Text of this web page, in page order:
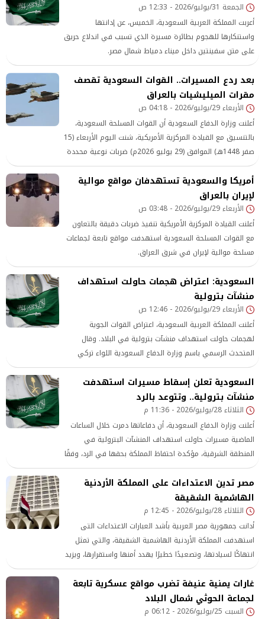
الجمعة 31/يوليو/2026 - 12:33 ص
أعربت المملكة العربية السعودية، الخميس، عن إدانتها
واستنكارها للهجوم بطائرة مسيرة الذي تسبب في اندلاع حريق
على متن سفينتين داخل ميناء دمياط شمال مصر.
بعد ردع المسيرات.. القوات السعودية تقصف
مقرات الميليشيات بالعراق
الأربعاء 29/يوليو/2026 - 04:18 ص
أعلنت وزارة الدفاع السعودية أن القوات المسلحة السعودية،
بالتنسيق مع القيادة المركزية الأمريكية، شنت اليوم الأربعاء (15
صفر 1448هـ) الموافق (29 يوليو 2026م) ضربات نوعية محددة
ضد أهداف تابعة لميليشيات إرهابية موالية لإيران داخل أراضي
جمهورية العراق.
أمريكا والسعودية تستهدفان مواقع موالية
لإيران بالعراق
الأربعاء 29/يوليو/2026 - 03:48 ص
أعلنت القيادة المركزية الأمريكية تنفيذ ضربات دقيقة بالتعاون
مع القوات المسلحة السعودية استهدفت مواقع تابعة لجماعات
مسلحة موالية لإيران في شرق العراق.
السعودية: اعتراض هجمات حاولت استهداف
منشآت بترولية
الأربعاء 29/يوليو/2026 - 12:46 ص
أعلنت المملكة العربية السعودية، اعتراض القوات الجوية
لهجمات حاولت استهداف منشآت بترولية في البلاد. وقال
المتحدث الرسمي باسم وزارة الدفاع السعودية اللواء تركي
المالكي، إن الدفاعات الجوية اعترضت ودمرت عددا من المسيّرات،
خلال الساعات الماضية، حاولت استهداف المنشآت البترولية في
المنطقة الشرقية. ‏وأوضح
السعودية تعلن إسقاط مسيرات استهدفت
منشآت بترولية.. وتتوعد بالرد
الثلاثاء 28/يوليو/2026 - 11:36 م
أعلنت وزارة الدفاع السعودية، أن دفاعاتها دمرت خلال الساعات
الماضية مسيرات حاولت استهداف المنشآت البترولية في
المنطقة الشرقية، مؤكدة احتفاظ المملكة بحقها في الرد، وفقًا
لوسائل إعلام عربية
مصر تدين الاعتداءات على المملكة الأردنية
الهاشمية الشقيقة
الثلاثاء 28/يوليو/2026 - 12:45 م
أدانت جمهورية مصر العربية بأشد العبارات الاعتداءات التى
استهدفت المملكة الأردنية الهاشمية الشقيقة، والتي تمثل
انتهاكًا لسيادتها، وتصعيدًا خطيرًا يهدد أمنها واستقرارها، ويزيد
من حدة التوتر في المنطقة
غارات يمنية عنيفة تضرب مواقع عسكرية تابعة
لجماعة الحوثي شمال البلاد
السبت 25/يوليو/2026 - 06:12 م